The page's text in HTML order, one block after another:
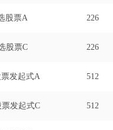
股票A 226
股票C 226
发起式A 512
发起式C 512